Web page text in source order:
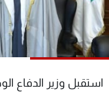
استقبل وزير الدفاع
البرامج
جدول البرامج
شاهد البرامج